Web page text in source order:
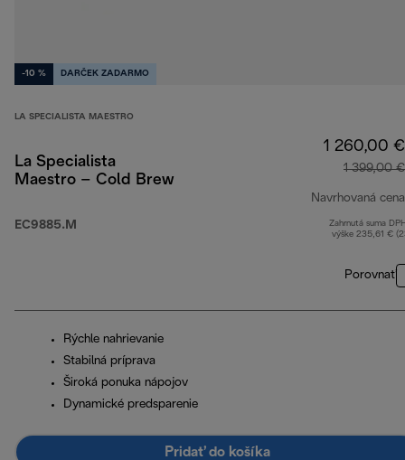
-10 % DARČEK ZADARMO
LA SPECIALISTA MAESTRO
La Specialista
Maestro – Cold Brew
EC9885.M
1 260,00 €
1 399,00 €
Navrhovaná cena
Zahrnutá suma
výške 235,61 €
Porovnať
Rýchle nahrievanie
Stabilná príprava
Široká ponuka nápojov
Dynamické predsparenie
Pridať do košíka